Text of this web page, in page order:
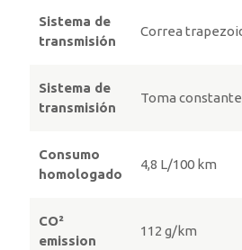
Sistema de
transmisión
Correa
Sistema de
transmisión
Toma
Consumo
homologado
4,8 L/100 km
CO²
emission
112 g/km